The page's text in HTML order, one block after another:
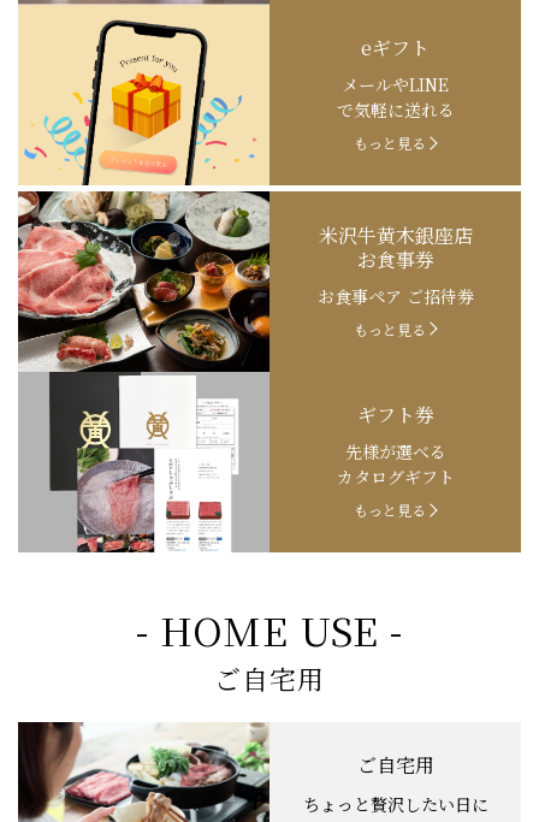
eギフト
メールやLINE
で気軽に送れる
もっと見る
米沢牛黄木銀座店
お食事券
お食事ペア ご招待券
もっと見る
ギフト券
先様が選べる
カタログギフト
もっと見る
- HOME USE -
ご自宅用
ご自宅用
ちょっと贅沢したい日に